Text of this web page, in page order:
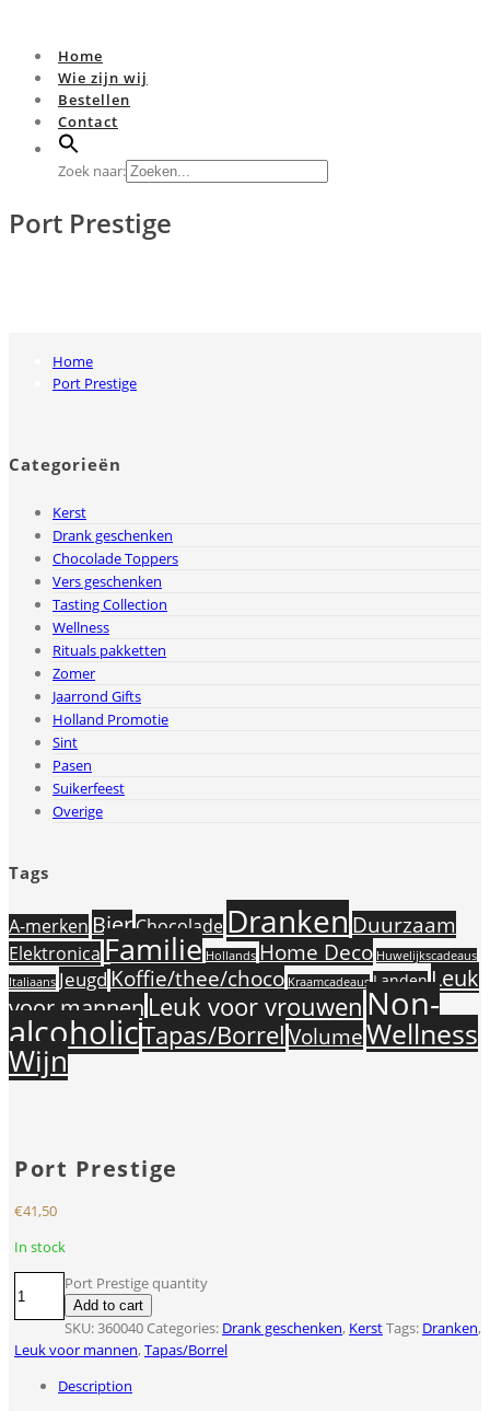
Home
Wie zijn wij
Bestellen
Contact
Zoek naar:
Port Prestige
Home
Port Prestige
Categorieën
Kerst
Drank geschenken
Chocolade Toppers
Vers geschenken
Tasting Collection
Wellness
Rituals pakketten
Zomer
Jaarrond Gifts
Holland Promotie
Sint
Pasen
Suikerfeest
Overige
Tags
A-merken BierChocolade Dranken Duurzaam
Elektronica Familie Hollands Home Deco Huwelijkscadeaus
Italiaans Jeugd Koffie/thee/choco Kraamcadeaus Landen Leuk
voor mannen Leuk voor vrouwen Non-
alcoholicTapas/Borrel VolumeWellness
Wijn
Port Prestige
€41,50
In stock
Port Prestige quantity
Add to cart
SKU:360040Categories: Drank geschenken, KerstTags: Dranken,
Leuk voor mannen,Tapas/Borrel
Description